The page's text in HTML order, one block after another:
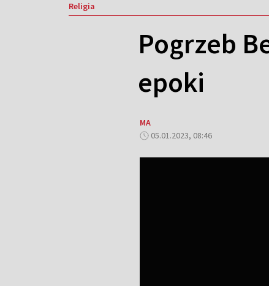
Religia
Pogrzeb
epoki
MA
05.01.2023, 08:46